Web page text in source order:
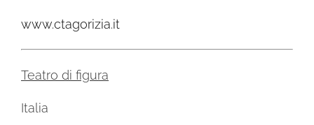
www.ctagorizia.it
Teatro di figura
Italia